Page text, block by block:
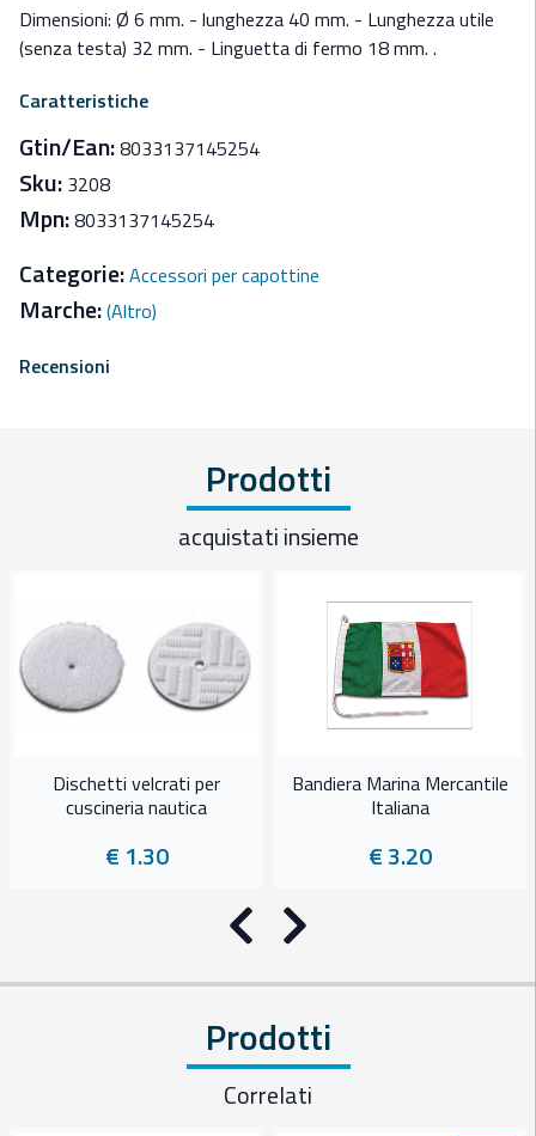
Dimensioni: Ø 6 mm. - lunghezza 40 mm. - Lunghezza utile
(senza testa) 32 mm. - Linguetta di fermo 18 mm. .
Caratteristiche
Gtin/Ean:8033137145254
Sku: 3208
Mpn:8033137145254
Categorie:Accessori per capottine
Marche:(Altro)
Recensioni
Prodotti
acquistati insieme
Dischetti velcrati per
cuscineria nautica
€ 1.30
Bandiera Marina Mercantile
Italiana
€ 3.20
Precedente
Successivo
Prodotti
Correlati